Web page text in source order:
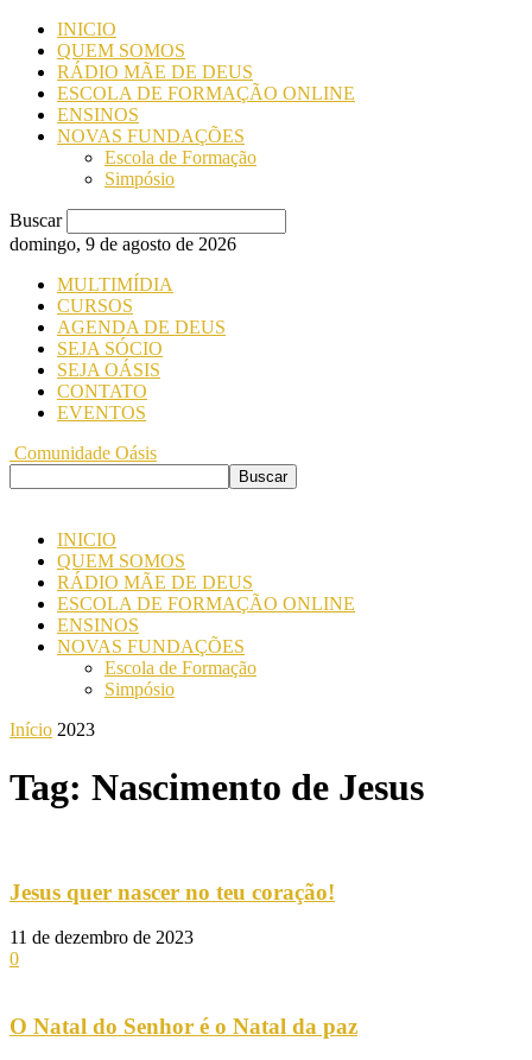
INICIO
QUEM SOMOS
RÁDIO MÃE DE DEUS
ESCOLA DE FORMAÇÃO ONLINE
ENSINOS
NOVAS FUNDAÇÕES
Escola de Formação
Simpósio
Buscar
domingo, 9 de agosto de 2026
MULTIMÍDIA
CURSOS
AGENDA DE DEUS
SEJA SÓCIO
SEJA OÁSIS
CONTATO
EVENTOS
Comunidade Oásis
INICIO
QUEM SOMOS
RÁDIO MÃE DE DEUS
ESCOLA DE FORMAÇÃO ONLINE
ENSINOS
NOVAS FUNDAÇÕES
Escola de Formação
Simpósio
Início 2023
Tag: Nascimento de Jesus
Jesus quer nascer no teu coração!
11 de dezembro de 2023
0
O Natal do Senhor é o Natal da paz